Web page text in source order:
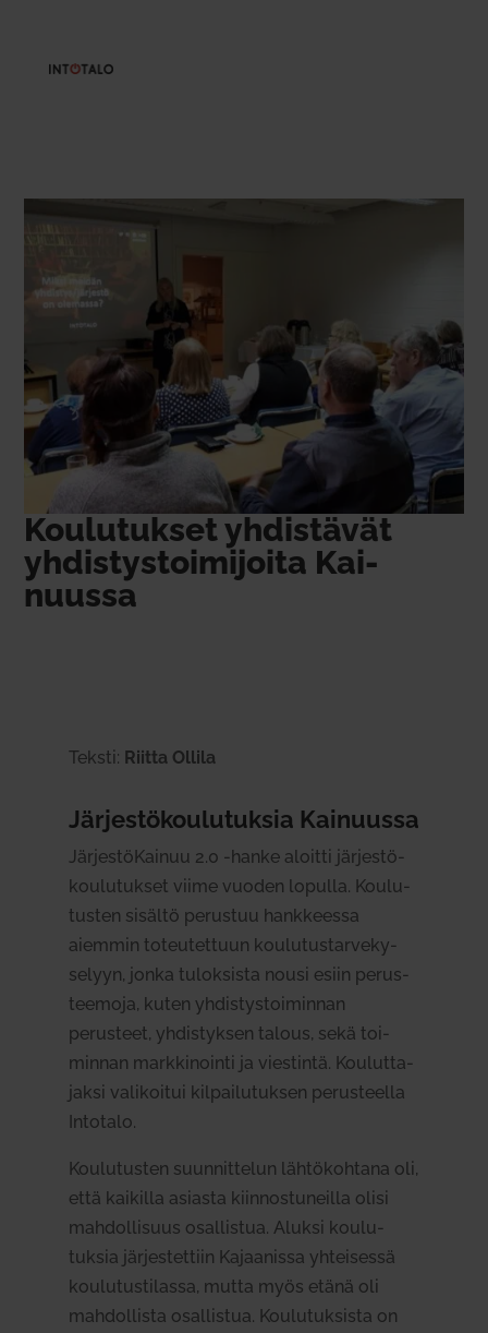
Kou­lu­tukset yhdis­tävät
yhdis­tys­toi­mi­joita Kai­
nuussa
Teksti: Riitta Ollila
Jär­jes­tö­kou­lu­tuksia Kai­nuussa
Jär­jes­tö­Kainuu 2.0 ‑hanke aloitti jär­jes­tö­
kou­lu­tukset viime vuoden lopulla. Kou­lu­
tusten sisältö perustuu hank­keessa
aiemmin toteu­tettuun kou­lu­tus­tar­ve­ky­
selyyn, jonka tulok­sista nousi esiin perus­
teemoja, kuten yhdis­tys­toi­minnan
perusteet, yhdis­tyksen talous, sekä toi­
minnan mark­ki­nointi ja vies­tintä. Kou­lut­ta­
jaksi vali­koitui kil­pai­lu­tuksen perus­teella
Intotalo.
Kou­lu­tusten suun­nit­telun läh­tö­kohtana oli,
että kai­killa asiasta kiin­nos­tu­neilla olisi
mah­dol­lisuus osal­listua. Aluksi kou­lu­
tuksia jär­jes­tettiin Kajaa­nissa yhtei­sessä
kou­lu­tus­ti­lassa, mutta myös etänä oli
mah­dol­lista osal­listua. Kou­lu­tuk­sista on